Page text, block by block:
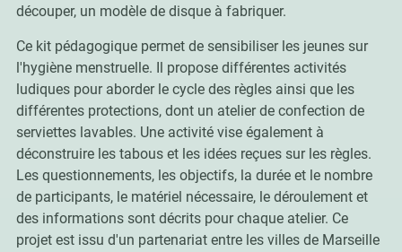
découper, un modèle de disque à fabriquer.
Ce kit pédagogique permet de sensibiliser les jeunes sur
l'hygiène menstruelle. Il propose différentes activités
ludiques pour aborder le cycle des règles ainsi que les
différentes protections, dont un atelier de confection de
serviettes lavables. Une activité vise également à
déconstruire les tabous et les idées reçues sur les règles.
Les questionnements, les objectifs, la durée et le nombre
de participants, le matériel nécessaire, le déroulement et
des informations sont décrits pour chaque atelier. Ce
projet est issu d'un partenariat entre les villes de Marseille